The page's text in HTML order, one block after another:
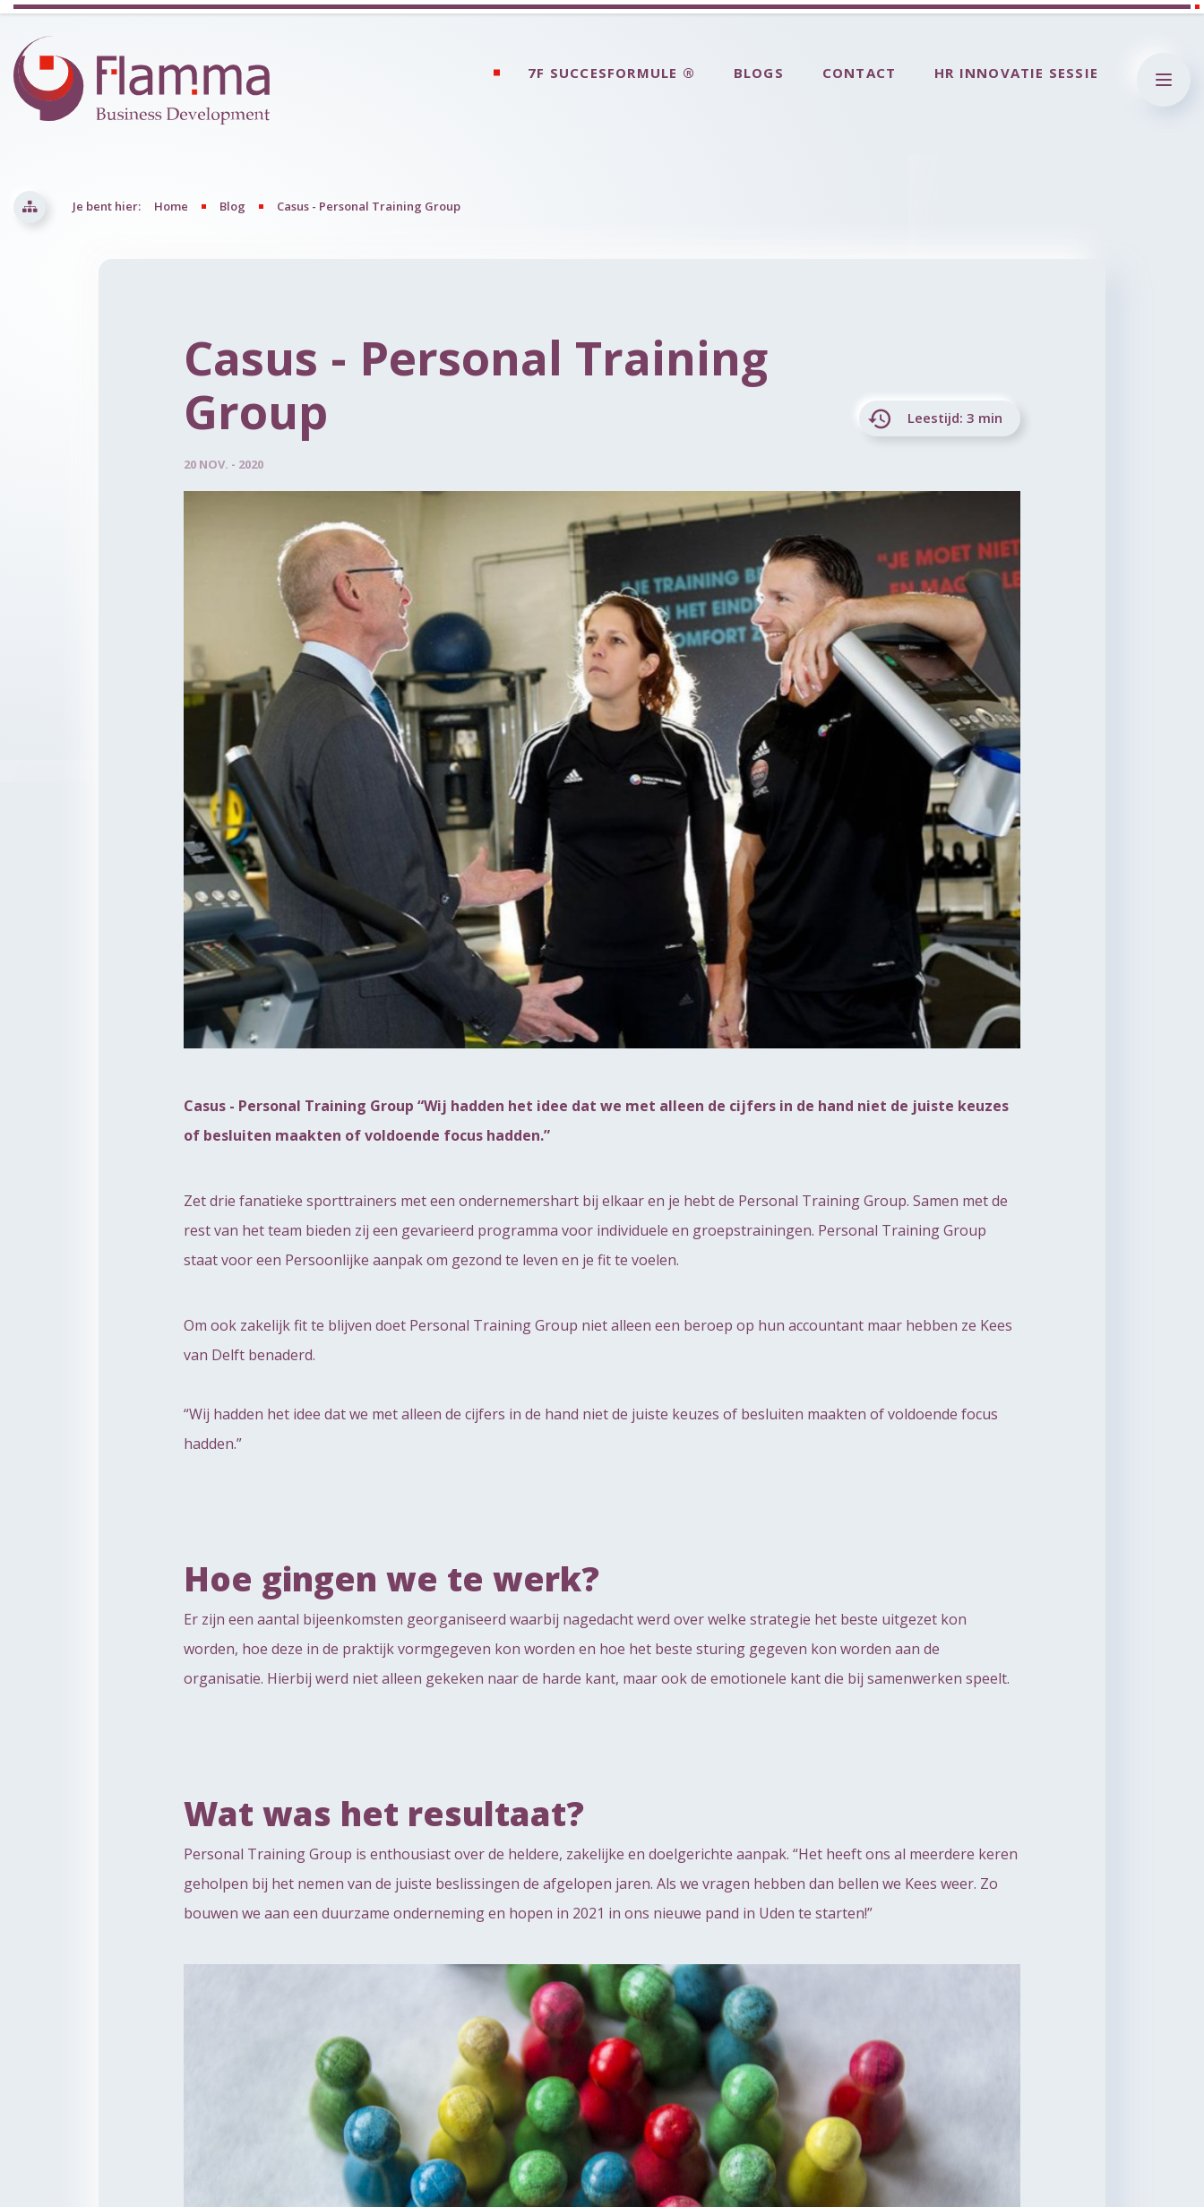
7F SUCCESFORMULE ® BLOGS CONTACT HR INNOVATIE SESSIE
Je bent hier: Home Blog Casus - Personal Training Group
Casus - Personal Training
Group
Leestijd: 3 min
20 NOV. - 2020
Casus - Personal Training Group “Wij hadden het idee dat we met alleen de cijfers in de hand niet de juiste keuzes
of besluiten maakten of voldoende focus hadden.”
Zet drie fanatieke sporttrainers met een ondernemershart bij elkaar en je hebt de Personal Training Group. Samen met de
rest van het team bieden zij een gevarieerd programma voor individuele en groepstrainingen. Personal Training Group
staat voor een Persoonlijke aanpak om gezond te leven en je fit te voelen.
Om ook zakelijk fit te blijven doet Personal Training Group niet alleen een beroep op hun accountant maar hebben ze Kees
van Delft benaderd.
“Wij hadden het idee dat we met alleen de cijfers in de hand niet de juiste keuzes of besluiten maakten of voldoende focus
hadden.”
Hoe gingen we te werk?
Er zijn een aantal bijeenkomsten georganiseerd waarbij nagedacht werd over welke strategie het beste uitgezet kon
worden, hoe deze in de praktijk vormgegeven kon worden en hoe het beste sturing gegeven kon worden aan de
organisatie. Hierbij werd niet alleen gekeken naar de harde kant, maar ook de emotionele kant die bij samenwerken speelt.
Wat was het resultaat?
Personal Training Group is enthousiast over de heldere, zakelijke en doelgerichte aanpak. “Het heeft ons al meerdere keren
geholpen bij het nemen van de juiste beslissingen de afgelopen jaren. Als we vragen hebben dan bellen we Kees weer. Zo
bouwen we aan een duurzame onderneming en hopen in 2021 in ons nieuwe pand in Uden te starten!”